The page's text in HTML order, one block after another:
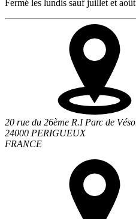
Fermé les lundis sauf juillet et
20 rue du 26ème R.I Parc de
24000 PERIGUEUX
FRANCE